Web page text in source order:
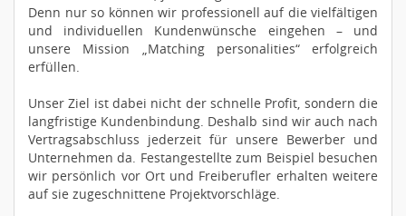
Denn nur so können wir professionell auf die vielfältigen
und individuellen Kundenwünsche eingehen – und
unsere Mission „Matching personalities“ erfolgreich
erfüllen.
Unser Ziel ist dabei nicht der schnelle Profit, sondern die
langfristige Kundenbindung. Deshalb sind wir auch nach
Vertragsabschluss jederzeit für unsere Bewerber und
Unternehmen da. Festangestellte zum Beispiel besuchen
wir persönlich vor Ort und Freiberufler erhalten weitere
auf sie zugeschnittene Projektvorschläge.